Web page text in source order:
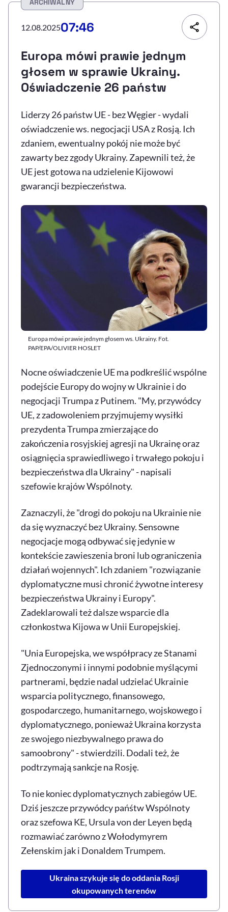
Sprawdź, jak i dlaczego zwiększamy dostępność , otwiera się w nowym
Deklaracja dostępności, otwiera się w nowym oknie
ARCHIWALNY
12.08.202507:46
Europa mówi prawie jednym
głosem w sprawie Ukrainy.
Oświadczenie 26 państw
Liderzy 26 państw UE - bez Węgier - wydali
oświadczenie ws. negocjacji USA z Rosją. Ich
zdaniem, ewentualny pokój nie może być
zawarty bez zgody Ukrainy. Zapewnili też, że
UE jest gotowa na udzielenie Kijowowi
gwarancji bezpieczeństwa.
Europa mówi prawie jednym głosem ws. Ukrainy. Fot.
PAP/EPA/OLIVIER HOSLET
Nocne oświadczenie UE ma podkreślić wspólne
podejście Europy do wojny w Ukrainie i do
negocjacji Trumpa z Putinem. "My, przywódcy
UE, z zadowoleniem przyjmujemy wysiłki
prezydenta Trumpa zmierzające do
zakończenia rosyjskiej agresji na Ukrainę oraz
osiągnięcia sprawiedliwego i trwałego pokoju i
bezpieczeństwa dla Ukrainy" - napisali
szefowie krajów Wspólnoty.
Zaznaczyli, że "drogi do pokoju na Ukrainie nie
da się wyznaczyć bez Ukrainy. Sensowne
negocjacje mogą odbywać się jedynie w
kontekście zawieszenia broni lub ograniczenia
działań wojennych". Ich zdaniem "rozwiązanie
dyplomatyczne musi chronić żywotne interesy
bezpieczeństwa Ukrainy i Europy".
Zadeklarowali też dalsze wsparcie dla
członkostwa Kijowa w Unii Europejskiej.
"Unia Europejska, we współpracy ze Stanami
Zjednoczonymi i innymi podobnie myślącymi
partnerami, będzie nadal udzielać Ukrainie
wsparcia politycznego, finansowego,
gospodarczego, humanitarnego, wojskowego i
dyplomatycznego, ponieważ Ukraina korzysta
ze swojego niezbywalnego prawa do
samoobrony" - stwierdzili. Dodali też, że
podtrzymają sankcje na Rosję.
To nie koniec dyplomatycznych zabiegów UE.
Dziś jeszcze przywódcy pańśtw Wspólnoty
oraz szefowa KE, Ursula von der Leyen będą
rozmawiać zarówno z Wołodymyrem
Zełenskim jak i Donaldem Trumpem.
Ukraina szykuje się do oddania Rosji
okupowanych terenów